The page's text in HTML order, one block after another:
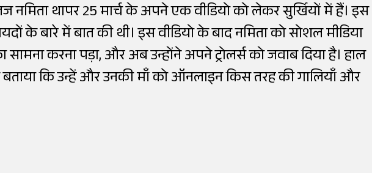
थापर 25 मार्च के अपने एक वीडियो को लेकर सुर्खियों में हैं। इस
के बारे में बात की थी। इस वीडियो के बाद नमिता को सोशल मीडिया
करना पड़ा, और अब उन्होंने अपने ट्रोलर्स को जवाब दिया है। हाल
बताया कि उन्हें और उनकी माँ को ऑनलाइन किस तरह की गालियाँ और